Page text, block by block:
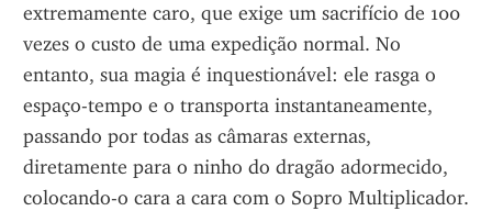
extremamente caro, que exige um sacrifício de 100
vezes o custo de uma expedição normal. No
entanto, sua magia é inquestionável: ele rasga o
espaço-tempo e o transporta instantaneamente,
passando por todas as câmaras externas,
diretamente para o ninho do dragão adormecido,
colocando-o cara a cara com o Sopro Multiplicador.